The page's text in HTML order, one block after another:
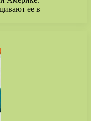
ее в